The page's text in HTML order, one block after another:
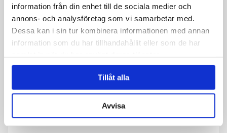
information från din enhet till de sociala medier och
annons- och analysföretag som vi samarbetar med.
Dessa kan i sin tur kombinera informationen med annan
information som du har tillhandahållit eller som de har
Tillåt alla
Avvisa